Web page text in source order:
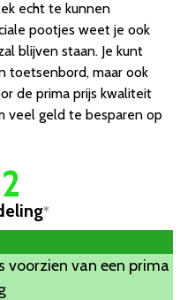
echt te kunnen
pootjes weet je ook
blijven staan. Je kunt
toetsenbord, maar ook
de prima prijs kwaliteit
veel geld te besparen op
*
voorzien van een prima